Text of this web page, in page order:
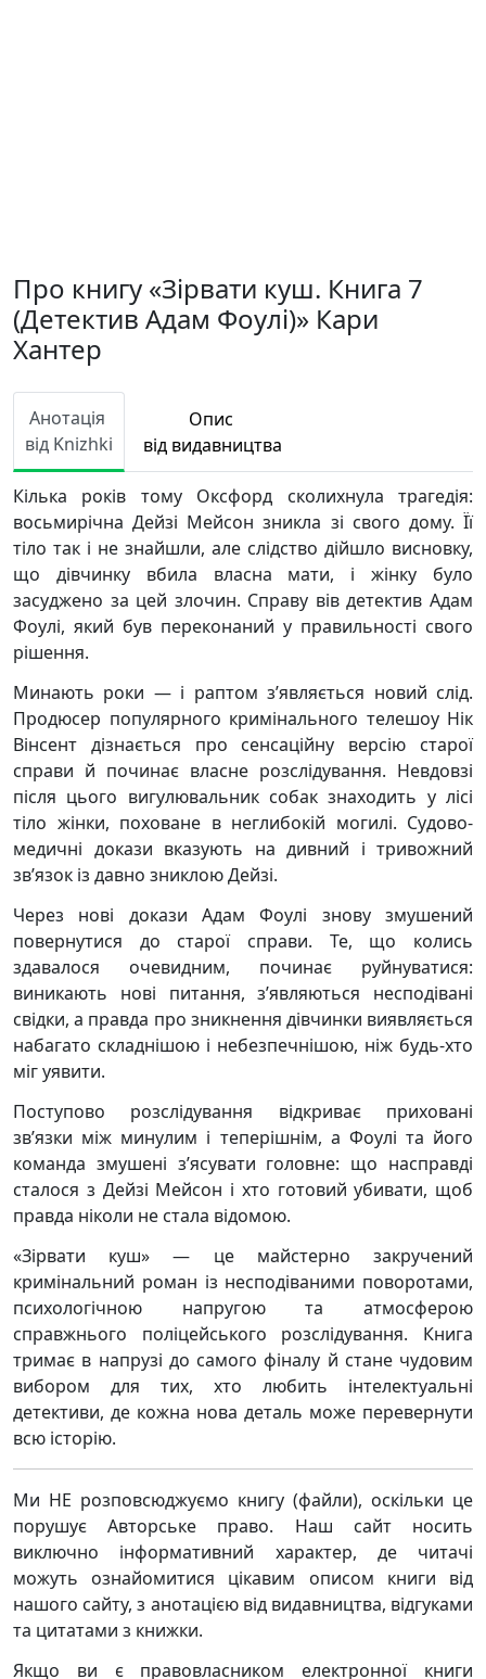
Про книгу «Зірвати куш. Книга 7
(Детектив Адам Фоулі)» Кари
Хантер
Анотація
від Knizhki
Опис
від видавництва
Кілька років тому Оксфорд сколихнула трагедія:
восьмирічна Дейзі Мейсон зникла зі свого дому. Її
тіло так і не знайшли, але слідство дійшло висновку,
що дівчинку вбила власна мати, і жінку було
засуджено за цей злочин. Справу вів детектив Адам
Фоулі, який був переконаний у правильності свого
рішення.
Минають роки — і раптом з’являється новий слід.
Продюсер популярного кримінального телешоу Нік
Вінсент дізнається про сенсаційну версію старої
справи й починає власне розслідування. Невдовзі
після цього вигулювальник собак знаходить у лісі
тіло жінки, поховане в неглибокій могилі. Судово-
медичні докази вказують на дивний і тривожний
зв’язок із давно зниклою Дейзі.
Через нові докази Адам Фоулі знову змушений
повернутися до старої справи. Те, що колись
здавалося очевидним, починає руйнуватися:
виникають нові питання, з’являються несподівані
свідки, а правда про зникнення дівчинки виявляється
набагато складнішою і небезпечнішою, ніж будь-хто
міг уявити.
Поступово розслідування відкриває приховані
зв’язки між минулим і теперішнім, а Фоулі та його
команда змушені з’ясувати головне: що насправді
сталося з Дейзі Мейсон і хто готовий убивати, щоб
правда ніколи не стала відомою.
«Зірвати куш» — це майстерно закручений
кримінальний роман із несподіваними поворотами,
психологічною напругою та атмосферою
справжнього поліцейського розслідування. Книга
тримає в напрузі до самого фіналу й стане чудовим
вибором для тих, хто любить інтелектуальні
детективи, де кожна нова деталь може перевернути
всю історію.
Ми НЕ розповсюджуємо книгу (файли), оскільки це
порушує Авторське право. Наш сайт носить
виключно інформативний характер, де читачі
можуть ознайомитися цікавим описом книги від
нашого сайту, з анотацією від видавництва, відгуками
та цитатами з книжки.
Якщо ви є правовласником електронної книги